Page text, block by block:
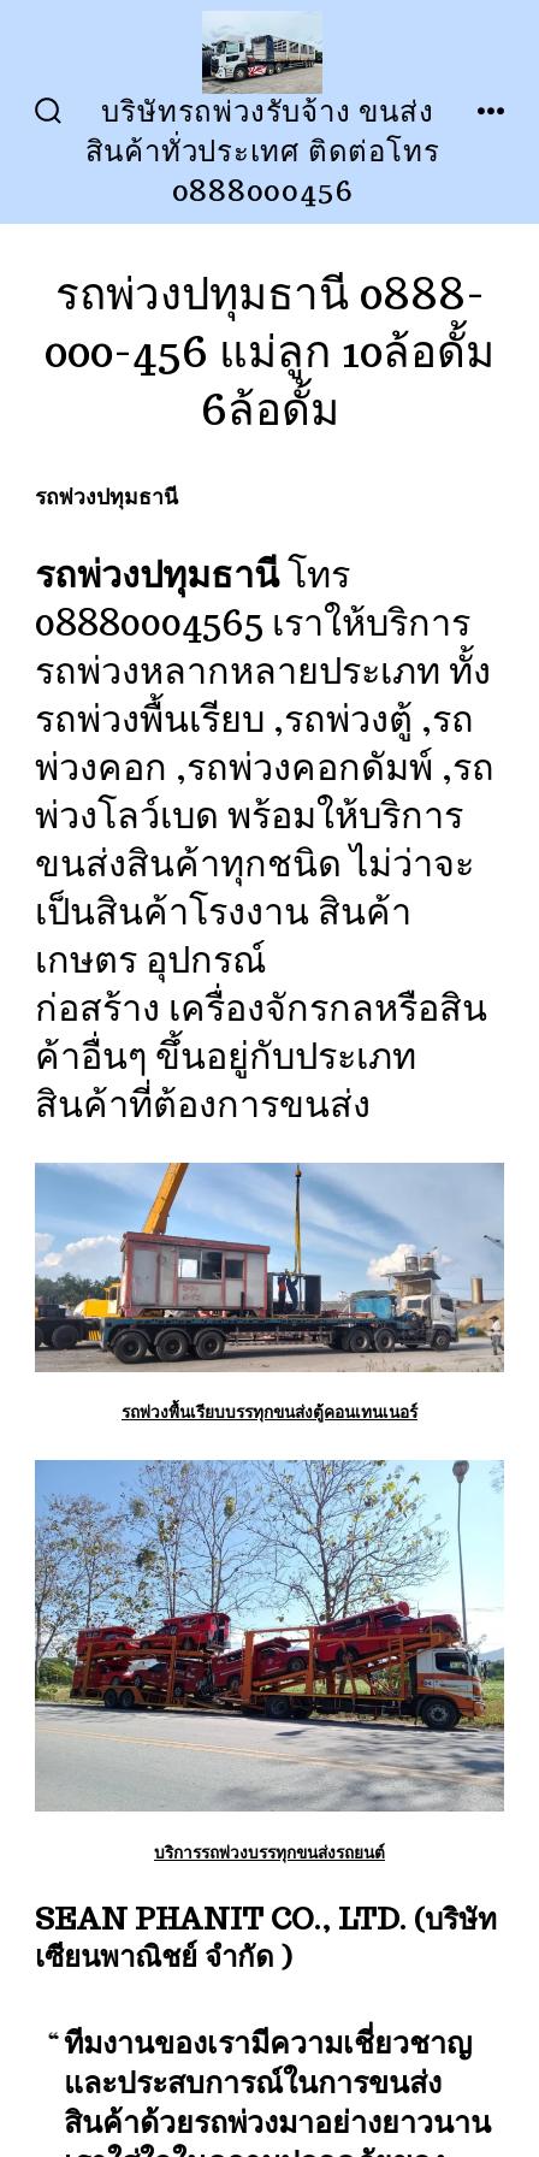
บริษัทรถพ่วงรับจ้าง ขนส่ง
สินค้าทั่วประเทศ ติดต่อโทร
0888000456
รถพ่วงปทุมธานี 0888-
000-456 แม่ลูก 10ล้อดั้ม
6ล้อดั้ม
รถพ่วงปทุมธานี
รถพ่วงปทุมธานีโทร
08880004565 เราให้บริการ
รถพ่วงหลากหลายประเภท ทั้ง
รถพ่วงพื้นเรียบ ,รถพ่วงตู้ ,รถ
พ่วงคอก ,รถพ่วงคอกดัมพ์ ,รถ
พ่วงโลว์เบด พร้อมให้บริการ
ขนส่งสินค้าทุกชนิด ไม่ว่าจะ
เป็นสินค้าโรงงาน สินค้า
เกษตร อุปกรณ์
ก่อสร้าง เครื่องจักรกลหรือสิน
ค้าอื่นๆ ขึ้นอยู่กับประเภท
สินค้าที่ต้องการขนส่ง
รถพ่วงพื้นเรียบบรรทุกขนส่งตู้คอนเทนเนอร์
บริการรถพ่วงบรรทุกขนส่งรถยนต์
SEAN PHANIT CO., LTD. (บริษัท
เซียนพาณิชย์ จำกัด )
ทีมงานของเรามีความเชี่ยวชาญ
และประสบการณ์ในการขนส่ง
สินค้าด้วยรถพ่วงมาอย่างยาวนาน